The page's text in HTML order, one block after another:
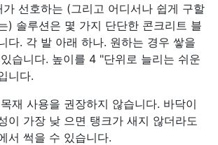
가 선호하는 (그리고 어디서나 쉽게 구할
) 솔루션은 몇 가지 단단한 콘크리트 블
다. 각 발 아래 하나. 원하는 경우 쌓을
습니다. 높이를 4 "단위로 늘리는 쉬운
니다.
재 사용을 권장하지 않습니다. 바닥이
이 가장 낮 으면 탱크가 새지 않더라도
서 썩을 수 있습니다.